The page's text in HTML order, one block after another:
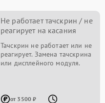
Не работает тачскрин / не
реагирует на касания
Тачскрин не работает или не
реагирует. Замена тачскрина
или дисплейного модуля.
от 3500 ₽